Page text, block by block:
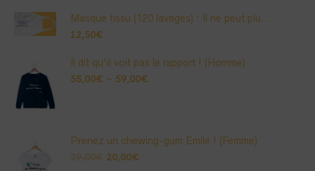
Masque tissu (120 lavages) : Il ne peut plu...
12,50€
Il dit qu'il voit pas le rapport ! (Homme)
55,00€ – 59,00€
Prenez un chewing-gum Emile ! (Femme)
29,00€ 20,00€